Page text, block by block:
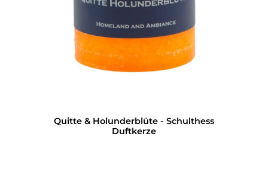
Quitte & Holunderblüte - Schulthess
Duftkerze